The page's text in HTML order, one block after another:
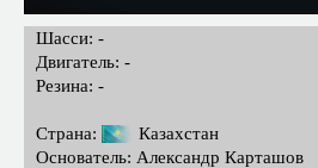
Шасси: -
Двигатель: -
Резина: -
Страна:
Казахстан
Основатель: Александр Карташов